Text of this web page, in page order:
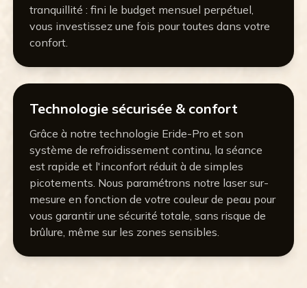
tranquillité : fini le budget mensuel perpétuel,
vous investissez une fois pour toutes dans votre
confort.
Technologie sécurisée & confort
Grâce à notre technologie Eride-Pro et son
système de refroidissement continu, la séance
est rapide et l'inconfort réduit à de simples
picotements. Nous paramétrons notre laser sur-
mesure en fonction de votre couleur de peau pour
vous garantir une sécurité totale, sans risque de
brûlure, même sur les zones sensibles.